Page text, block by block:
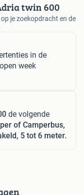
twin 600
je zoekopdracht en de
in de
week
de volgende
of Camperbus,
5 tot 6 meter.